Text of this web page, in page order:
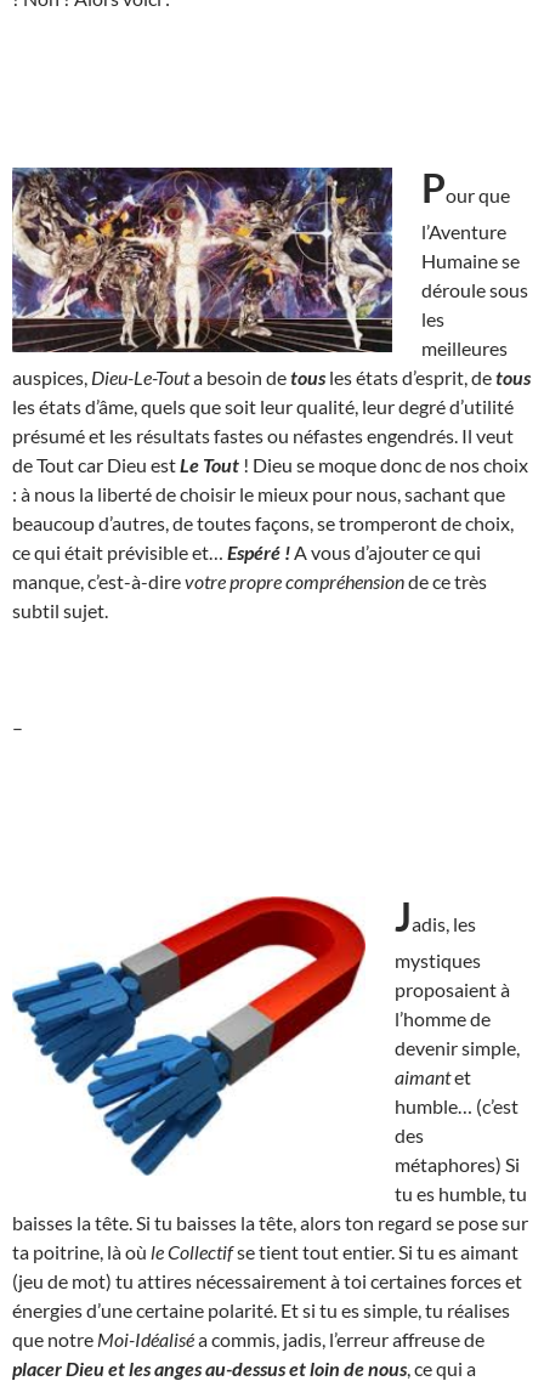
Pour que
l’Aventure
Humaine se
déroule sous
les
meilleures
auspices, Dieu-Le-Touta besoin detous les états d’esprit, detous
les états d’âme, quels que soit leur qualité, leur degré d’utilité
présumé et les résultats fastes ou néfastes engendrés. Il veut
de Tout car Dieu estLe Tout ! Dieu se moque donc de nos choix
: à nous la liberté de choisir le mieux pour nous, sachant que
beaucoup d’autres, de toutes façons, se tromperont de choix,
ce qui était prévisible et… Espéré ! A vous d’ajouter ce qui
manque, c’est-à-direvotre propre compréhensionde ce très
subtil sujet.
–
Jadis, les
mystiques
proposaient à
l’homme de
devenir simple,
aimantet
humble… (c’est
des
métaphores) Si
tu es humble, tu
baisses la tête. Si tu baisses la tête, alors ton regard se pose sur
ta poitrine, là où le Collectifse tient tout entier. Si tu es aimant
(jeu de mot) tu attires nécessairement à toi certaines forces et
énergies d’une certaine polarité. Et si tu es simple, tu réalises
que notre Moi-Idéaliséa commis, jadis, l’erreur affreuse de
placer Dieu et les anges au-dessus et loin de nous , ce qui a